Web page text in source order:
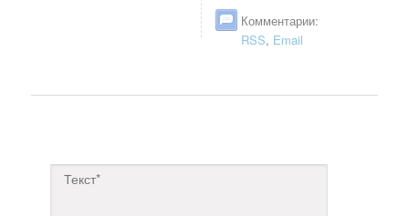
Комментарии:
RSS, Email